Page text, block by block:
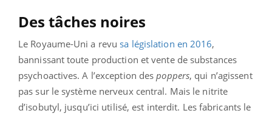
Des tâches noires
Le Royaume-Uni a revusa législation en 2016,
bannissant toute production et vente de substances
psychoactives. A l’exception despoppers, qui n’agissent
pas sur le système nerveux central. Mais le nitrite
d’isobutyl, jusqu’ici utilisé, est interdit. Les fabricants le